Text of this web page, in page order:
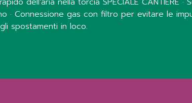
· Connessione gas con filtro per evitare le
spostamenti in loco.